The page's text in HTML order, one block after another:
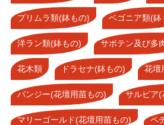
プリムラ類(鉢もの) ベゴニア類(鉢
洋ラン類(鉢もの) サボテン及び多
花木類 ドラセナ(鉢もの) 花壇
パンジー(花壇用苗もの) サルビア(
マリーゴールド(花壇用苗もの) ペ